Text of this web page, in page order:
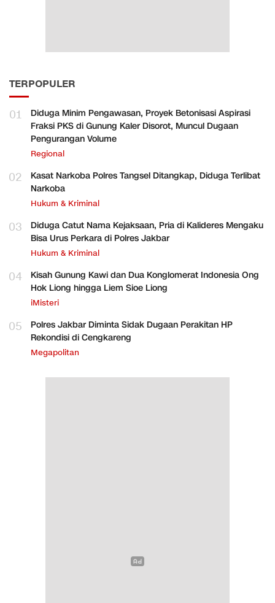
TERPOPULER
01
Diduga Minim Pengawasan, Proyek Betonisasi Aspirasi
Fraksi PKS di Gunung Kaler Disorot, Muncul Dugaan
Pengurangan Volume
Regional
02
Kasat Narkoba Polres Tangsel Ditangkap, Diduga Terlibat
Narkoba
Hukum & Kriminal
03
Diduga Catut Nama Kejaksaan, Pria di Kalideres Mengaku
Bisa Urus Perkara di Polres Jakbar
Hukum & Kriminal
04
Kisah Gunung Kawi dan Dua Konglomerat Indonesia Ong
Hok Liong hingga Liem Sioe Liong
iMisteri
05
Polres Jakbar Diminta Sidak Dugaan Perakitan HP
Rekondisi di Cengkareng
Megapolitan